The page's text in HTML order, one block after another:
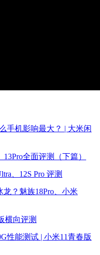
手机影响最大？ | 大米闲
全面评测（下篇）
、12S Pro 评测
？魅族18Pro、小米
横向评测
性能测试 | 小米11青春版